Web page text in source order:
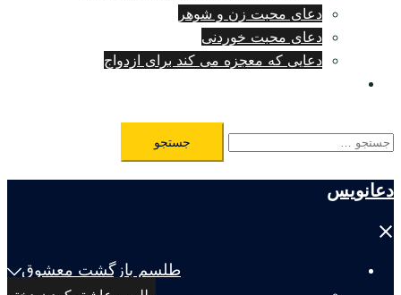
دعای محبت زن و شوهر
دعای محبت خوردنی
دعایی که معجزه می کند برای ازدواج
جستجو
برای:
دعانویس
Close
طلسم بازگشت معشوق